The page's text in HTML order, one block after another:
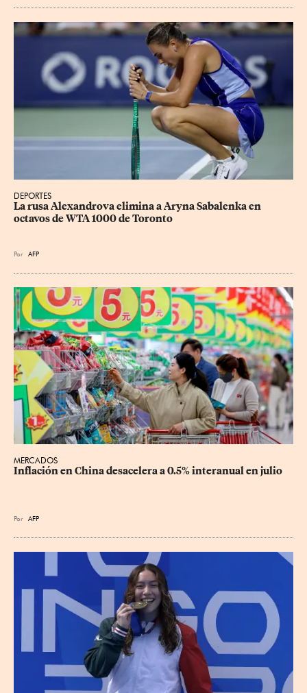
DEPORTES
La rusa Alexandrova elimina a Aryna Sabalenka en
octavos de WTA 1000 de Toronto
Por AFP
MERCADOS
Inflación en China desacelera a 0.5% interanual en julio
Por AFP